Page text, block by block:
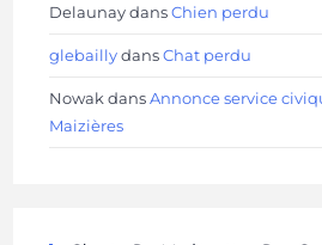
DelaunaydansChien perdu
glebaillydansChat perdu
Nowak dansAnnonce service
Maizières